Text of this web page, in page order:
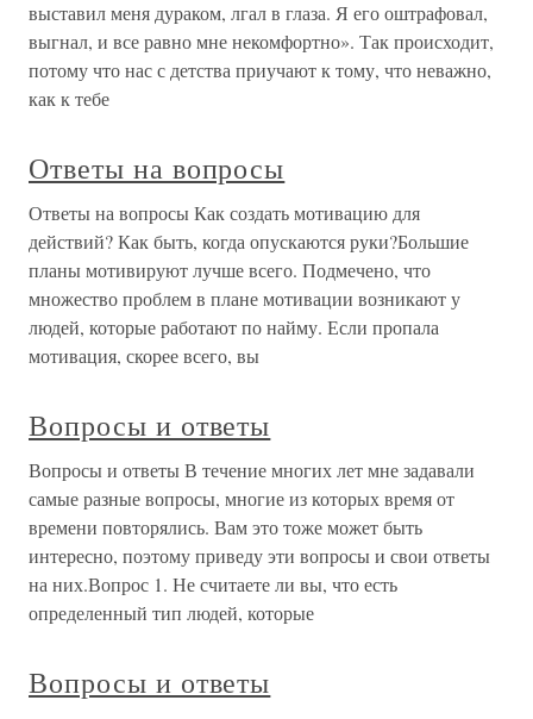
выставил меня дураком, лгал в глаза. Я его оштрафовал,
выгнал, и все равно мне некомфортно». Так происходит,
потому что нас с детства приучают к тому, что неважно,
как к тебе
Ответы на вопросы
Ответы на вопросы Как создать мотивацию для
действий? Как быть, когда опускаются руки?Большие
планы мотивируют лучше всего. Подмечено, что
множество проблем в плане мотивации возникают у
людей, которые работают по найму. Если пропала
мотивация, скорее всего, вы
Вопросы и ответы
Вопросы и ответы В течение многих лет мне задавали
самые разные вопросы, многие из которых время от
времени повторялись. Вам это тоже может быть
интересно, поэтому приведу эти вопросы и свои ответы
на них.Вопрос 1. Не считаете ли вы, что есть
определенный тип людей, которые
Вопросы и ответы